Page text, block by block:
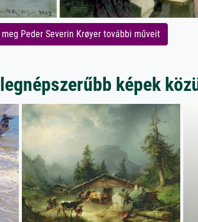
Peder Severin Krøyer további műveit
képek